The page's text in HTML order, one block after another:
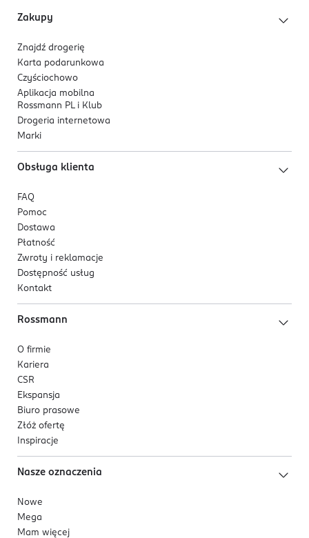
Zakupy
Znajdź drogerię
Karta podarunkowa
Czyściochowo
Aplikacja mobilna
Rossmann PL i Klub
Drogeria internetowa
Marki
Obsługa klienta
FAQ
Pomoc
Dostawa
Płatność
Zwroty i reklamacje
Dostępność usług
Kontakt
Rossmann
O firmie
Kariera
CSR
Ekspansja
Biuro prasowe
Złóż ofertę
Inspiracje
Nasze oznaczenia
Nowe
Mega
Mam więcej